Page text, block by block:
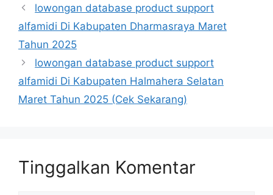
lowongan database product support
alfamidi Di Kabupaten Dharmasraya Maret
Tahun 2025
lowongan database product support
alfamidi Di Kabupaten Halmahera Selatan
Maret Tahun 2025 (Cek Sekarang)
Tinggalkan Komentar